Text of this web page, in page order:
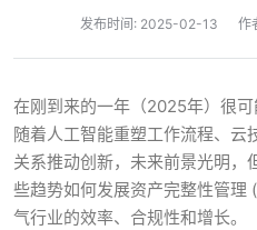
发布时间: 2025-02-13 作
在刚到来的一年（2025年）很可
随着人工智能重塑工作流程、
关系推动创新，未来前景光明，
些趋势如何发展资产完整性管理
气行业的效率、合规性和增长。